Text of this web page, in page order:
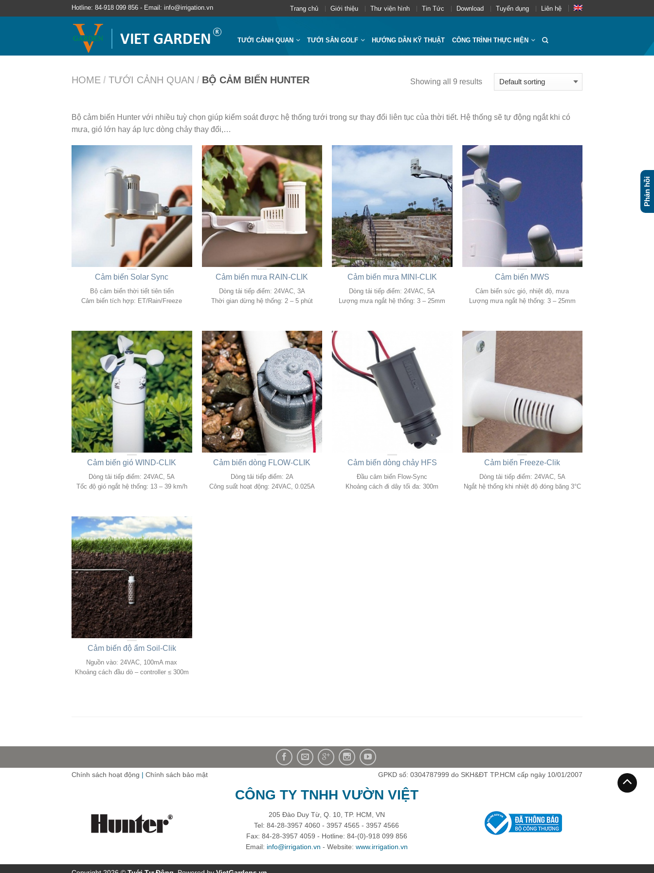
Hotline: 84-918 099 856 - Email: info@irrigation.vn Trang chủ Giới thiệu Thư viện hình Tin Tức Download Tuyển dụng Liên hệ
TƯỚI CẢNH QUAN TƯỚI SÂN GOLF HƯỚNG DẪN KỸ THUẬT CÔNG TRÌNH THỰC HIỆN
HOME / TƯỚI CẢNH QUAN / BỘ CẢM BIẾN HUNTER Showing all 9 results
Bộ cảm biến Hunter với nhiều tuỳ chọn giúp kiểm soát được hệ thống tưới trong sự thay đổi liên tục của thời tiết. Hệ thống sẽ tự động ngắt khi có
mưa, gió lớn hay áp lực dòng chảy thay đổi,…
Cảm biến Solar Sync
Bộ cảm biến thời tiết tiên tiến
Cảm biến tích hợp: ET/Rain/Freeze
Cảm biến mưa RAIN-CLIK
Dòng tải tiếp điểm: 24VAC, 3A
Thời gian dừng hệ thống: 2 – 5 phút
Cảm biến mưa MINI-CLIK
Dòng tải tiếp điểm: 24VAC, 5A
Lượng mưa ngắt hệ thống: 3 – 25mm
Cảm biến MWS
Cảm biến sức gió, nhiệt độ, mưa
Lượng mưa ngắt hệ thống: 3 – 25mm
Cảm biến gió WIND-CLIK
Dòng tải tiếp điểm: 24VAC, 5A
Tốc độ gió ngắt hệ thống: 13 – 39 km/h
Cảm biến dòng FLOW-CLIK
Dòng tải tiếp điểm: 2A
Công suất hoạt động: 24VAC, 0.025A
Cảm biến dòng chảy HFS
Đầu cảm biến Flow-Sync
Khoảng cách đi dây tối đa: 300m
Cảm biến Freeze-Clik
Dòng tải tiếp điểm: 24VAC, 5A
Ngắt hệ thống khi nhiệt độ đóng băng 3°C
Cảm biến độ ẩm Soil-Clik
Nguồn vào: 24VAC, 100mA max
Khoảng cách đầu dò – controller ≤ 300m
Chính sách hoạt động | Chính sách bảo mật GPKD số: 0304787999 do SKH&ĐT TP.HCM cấp ngày 10/01/2007
CÔNG TY TNHH VƯỜN VIỆT
205 Đào Duy Từ, Q. 10, TP. HCM, VN
Tel: 84-28-3957 4060 - 3957 4565 - 3957 4566
Fax: 84-28-3957 4059 - Hotline: 84-(0)-918 099 856
Email: info@irrigation.vn - Website: www.irrigation.vn
Phản hồi